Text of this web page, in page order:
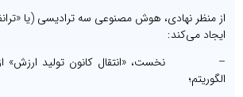
از منظر نهادی، هوش مصنوعی سه ترادیسی (یا
ایجاد می‌کند:
– نخست، «انتقال کانون تولید ارزش» از
الگوریتم؛